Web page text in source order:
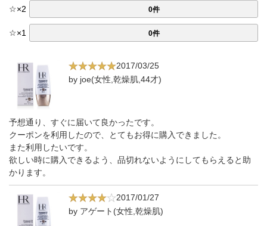
☆×2 0件
☆×1 0件
2017/03/25
by joe(女性,乾燥肌,44才)
予想通り、すぐに届いて良かったです。
クーポンを利用したので、とてもお得に購入できました。
また利用したいです。
欲しい時に購入できるよう、品切れないようにしてもらえると助
かります。
2017/01/27
by アゲート(女性,乾燥肌)